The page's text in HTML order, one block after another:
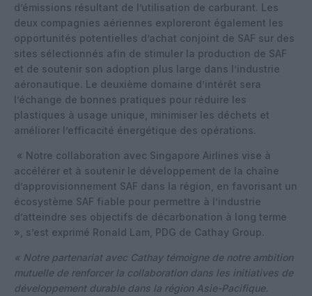
d’émissions résultant de l’utilisation de carburant. Les
deux compagnies aériennes exploreront également les
opportunités potentielles d’achat conjoint de SAF sur des
sites sélectionnés afin de stimuler la production de SAF
et de soutenir son adoption plus large dans l’industrie
aéronautique. Le deuxième domaine d’intérêt sera
l’échange de bonnes pratiques pour réduire les
plastiques à usage unique, minimiser les déchets et
améliorer l’efficacité énergétique des opérations.
« Notre collaboration avec Singapore Airlines vise à
accélérer et à soutenir le développement de la chaîne
d’approvisionnement SAF dans la région, en favorisant un
écosystème SAF fiable pour permettre à l’industrie
d’atteindre ses objectifs de décarbonation à long terme
», s’est exprimé Ronald Lam, PDG de Cathay Group.
« Notre partenariat avec Cathay témoigne de notre ambition
mutuelle de renforcer la collaboration dans les initiatives de
développement durable dans la région Asie-Pacifique.